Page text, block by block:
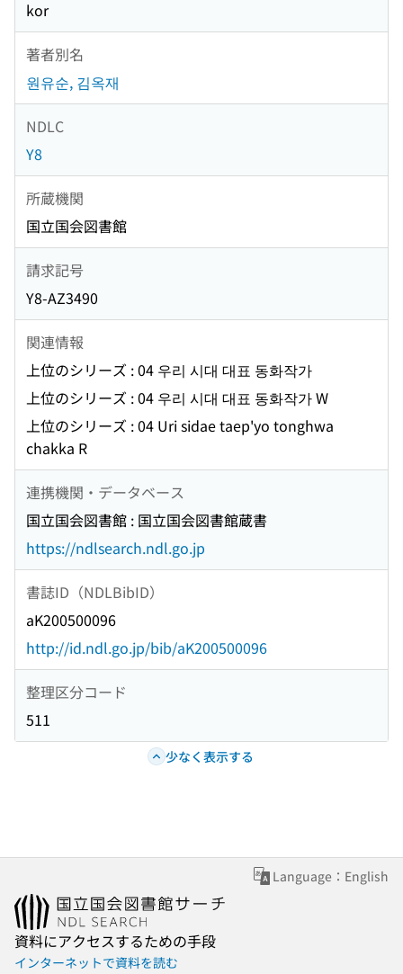
kor
著者別名
원유순, 김옥재
NDLC
Y8
所蔵機関
国立国会図書館
請求記号
Y8-AZ3490
関連情報
上位のシリーズ : 04 우리 시대 대표 동화작가
上位のシリーズ : 04 우리 시대 대표 동화작가 W
上位のシリーズ : 04 Uri sidae taep'yo tonghwa
chakka R
連携機関・データベース
国立国会図書館 : 国立国会図書館蔵書
https://ndlsearch.ndl.go.jp
書誌ID（NDLBibID）
aK200500096
http://id.ndl.go.jp/bib/aK200500096
整理区分コード
511
少なく表示する
Language：English
資料にアクセスするための手段
インターネットで資料を読む